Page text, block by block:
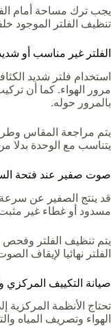
يجب ترك مساحة أمام
تنظيف الفلتر الموجود
الفلتر غير مناسب أو
استخدام فلتر شديد
مرور الهواء. كما أن
بالمرور حوله.
يتم مراجعة المقاس
يتناسب مع الوحدة بدلا
صوت صفير عند فتحة
قد ينتج الصفير عن
مسدود أو غطاء غير
يتم تنظيف الفلتر وفحص
الفلتر نهائيا لإيقاف
صيانة التكييف المركزي
تحتاج الأنظمة
الهواء وتصريف المياه